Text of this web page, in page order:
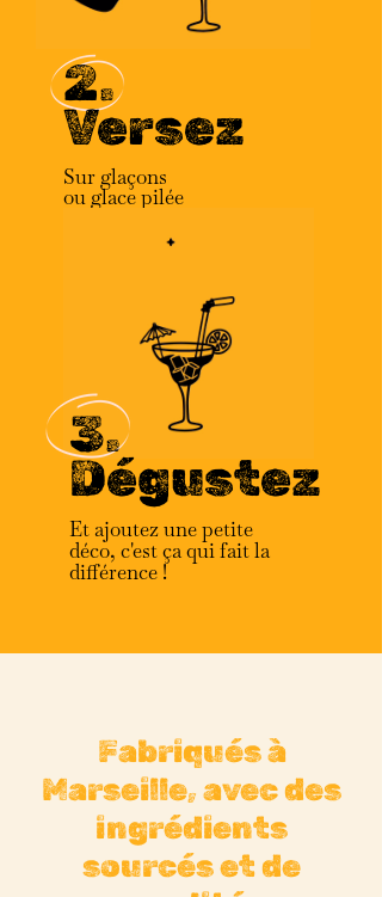
2.
Versez
Sur glaçons
ou glace pilée
3.
Dégustez
Et ajoutez une petite
déco, c'est ça qui fait la
différence !
Fabriqués à
Marseille, avec des
ingrédients
sourcés et de